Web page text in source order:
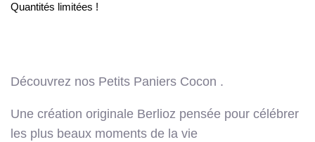
Quantités limitées !
Découvrez nos Petits Paniers Cocon .
Une création originale Berlioz pensée pour célébrer
les plus beaux moments de la vie